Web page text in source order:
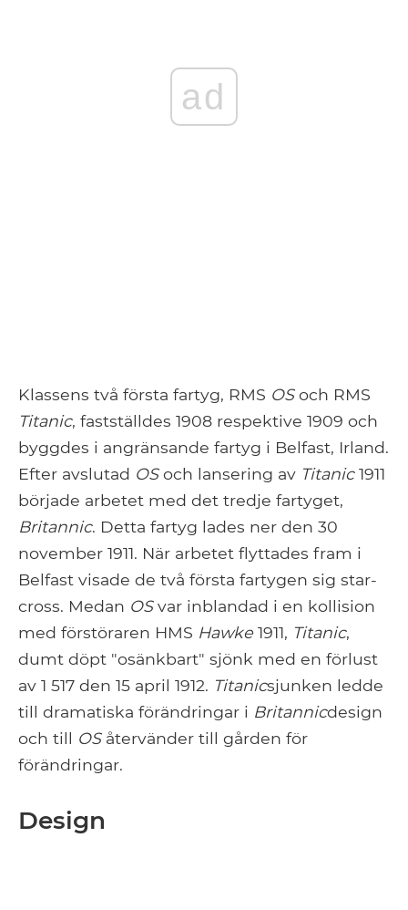
ad
Klassens två första fartyg, RMS OSoch RMS
Titanic, fastställdes 1908 respektive 1909 och
byggdes i angränsande fartyg i Belfast, Irland.
Efter avslutad OSoch lansering av Titanic1911
började arbetet med det tredje fartyget,
Britannic. Detta fartyg lades ner den 30
november 1911. När arbetet flyttades fram i
Belfast visade de två första fartygen sig star-
cross. Medan OSvar inblandad i en kollision
med förstöraren HMS Hawke 1911, Titanic,
dumt döpt "osänkbart" sjönk med en förlust
av 1 517 den 15 april 1912. Titanicsjunken ledde
till dramatiska förändringar i Britannicdesign
och till OSåtervänder till gården för
förändringar.
Design